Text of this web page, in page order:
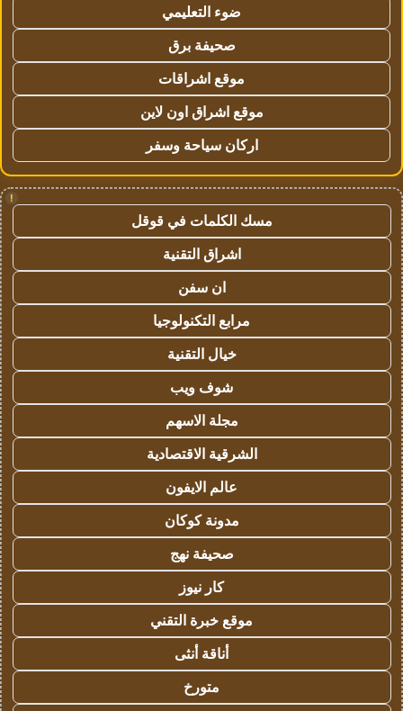
ضوء التعليمي
صحيفة برق
موقع اشراقات
موقع اشراق اون لاين
اركان سياحة وسفر
!
مسك الكلمات في قوقل
اشراق التقنية
ان سفن
مرابع التكنولوجيا
خيال التقنية
شوف ويب
مجلة الاسهم
الشرقية الاقتصادية
عالم الايفون
مدونة كوكان
صحيفة نهج
كار نيوز
موقع خبرة التقني
أناقة أنثى
متورخ